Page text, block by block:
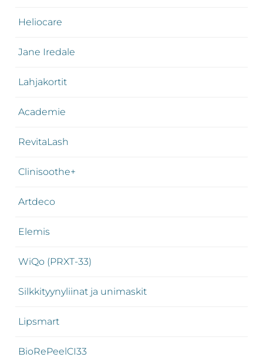
Heliocare
Jane Iredale
Lahjakortit
Academie
RevitaLash
Clinisoothe+
Artdeco
Elemis
WiQo (PRXT-33)
Silkkityynyliinat ja unimaskit
Lipsmart
BioRePeelCI33